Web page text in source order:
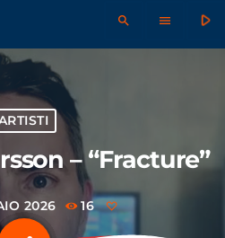
search menu play_arrow
– “Fracture”
2026 16